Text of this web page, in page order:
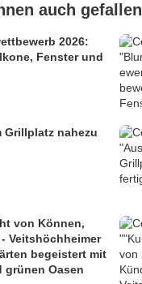
auch gefallen
2026:
Fenster und
nahezu
von Können,
Veitshöchheimer
begeistert mit
grünen Oasen